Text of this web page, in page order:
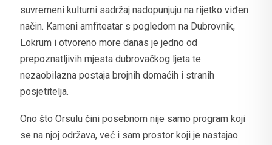
suvremeni kulturni sadržaj nadopunjuju na rijetko viđen
način. Kameni amfiteatar s pogledom na Dubrovnik,
Lokrum i otvoreno more danas je jedno od
prepoznatljivih mjesta dubrovačkog ljeta te
nezaobilazna postaja brojnih domaćih i stranih
posjetitelja.
Ono što Orsulu čini posebnom nije samo program koji
se na njoj održava, već i sam prostor koji je nastajao